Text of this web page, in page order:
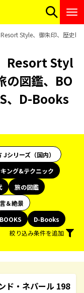
Style、御朱印、歴史
Resort Styl
の図鑑、BO
、D-Books
シリーズ（国内）
ング&テクニック
旅の図鑑
＆絶景
BOOKS
D-Books
絞り込み条件を追加
ド・ネパール 198